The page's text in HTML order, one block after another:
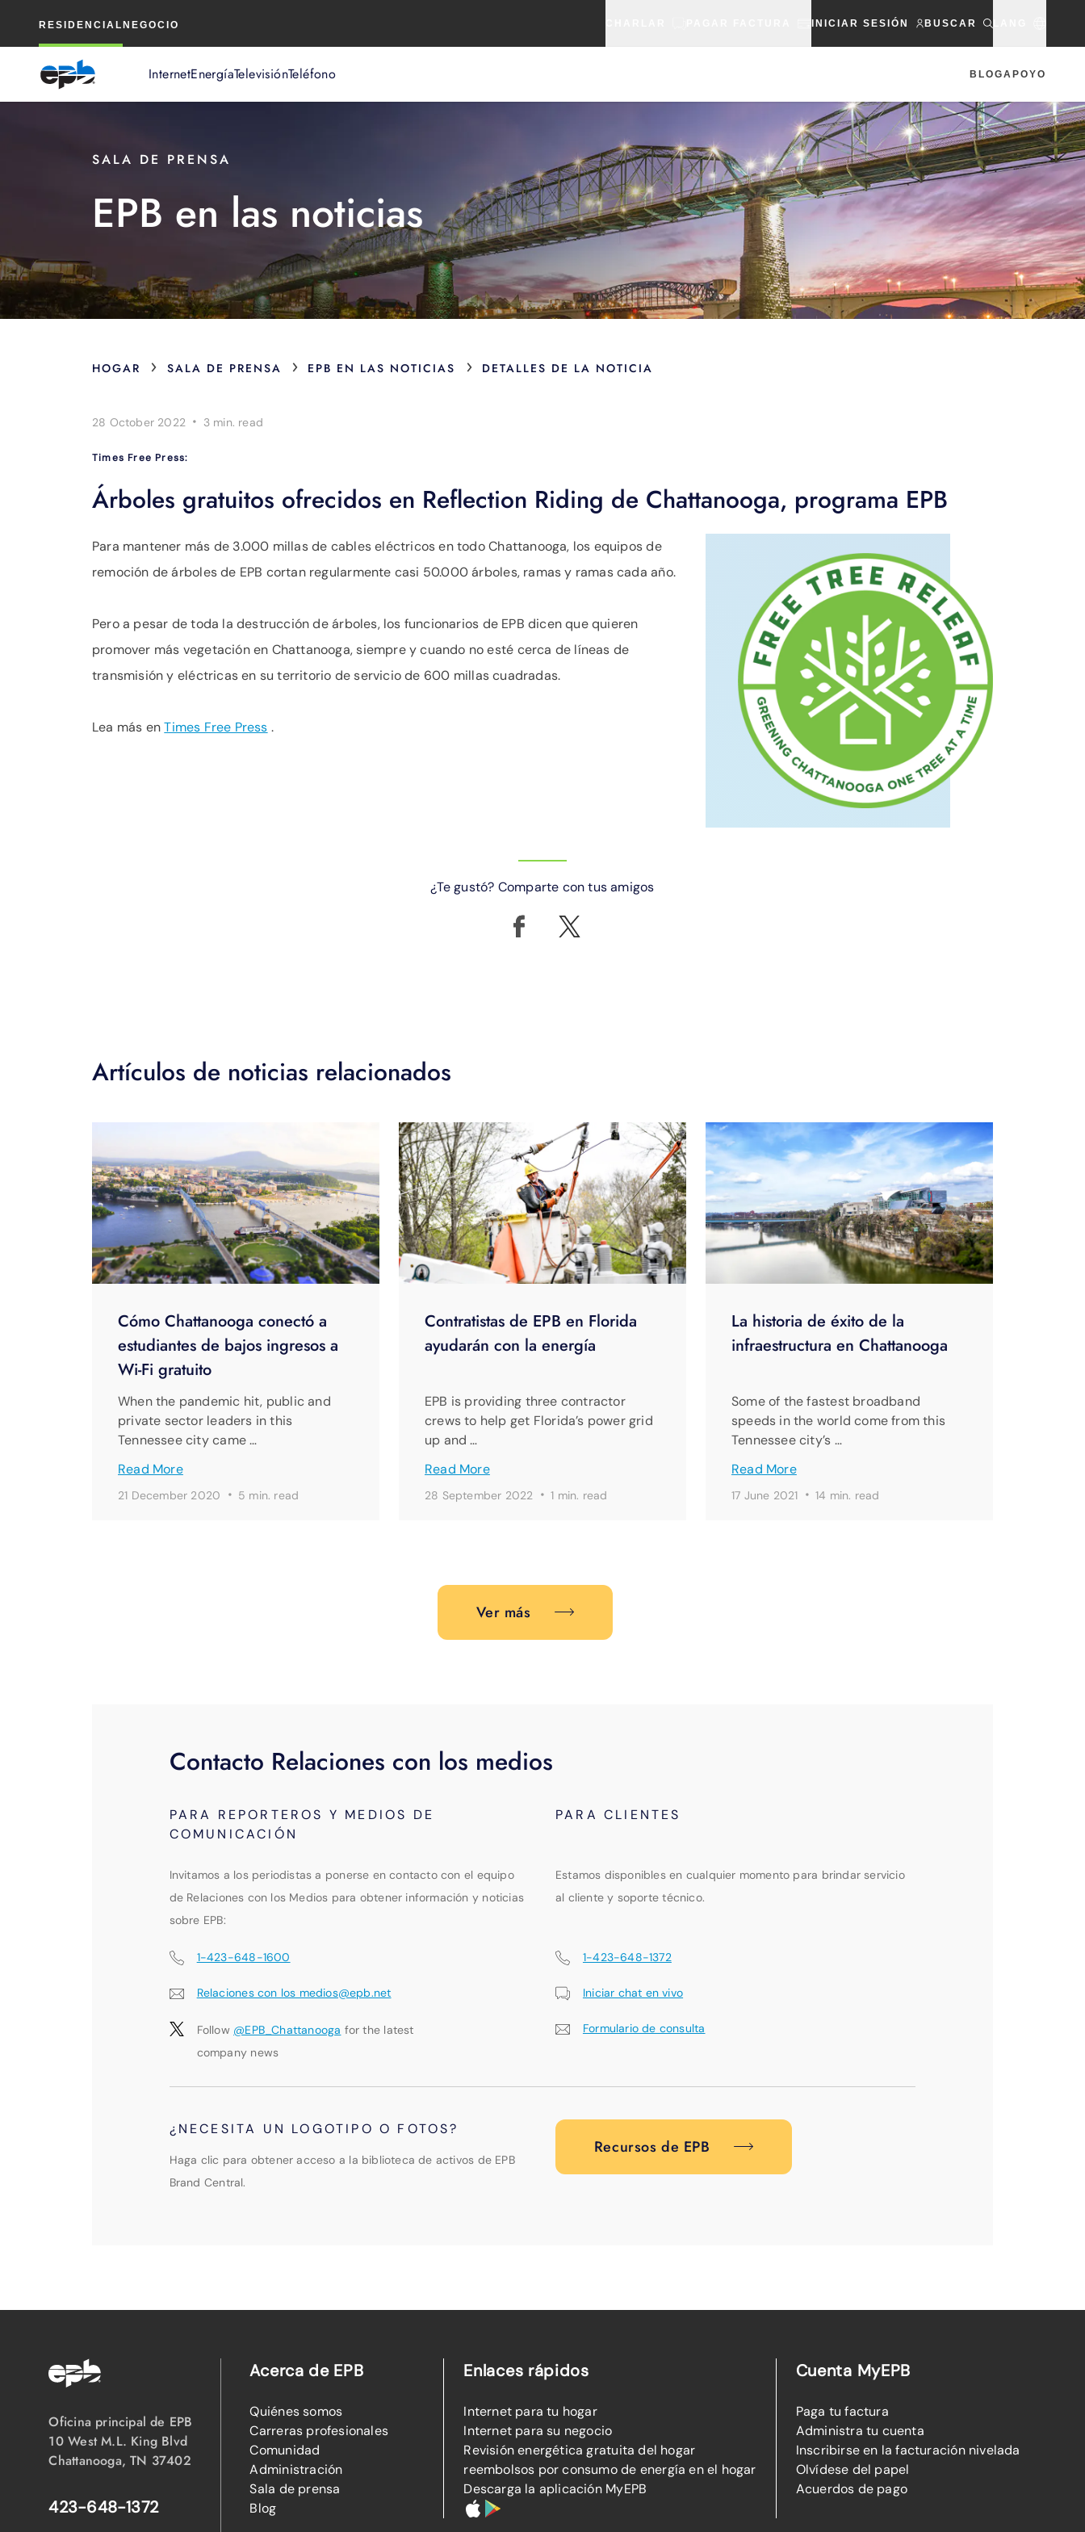
RESIDENCIAL NEGOCIO INICIAR SESIÓN BUSCAR
InternetEnergíaTelevisiónTeléfono BLOGAPOYO
principal
SALA DE PRENSA
EPB en las noticias
HOGAR › SALA DE PRENSA › EPB EN LAS NOTICIAS › DETALLES DE LA NOTICIA
28 October 2022 · 3 min. read
Times Free Press:
Árboles gratuitos ofrecidos en Reflection Riding de Chattanooga, programa EPB
Para mantener más de 3.000 millas de cables eléctricos en todo Chattanooga, los equipos de
remoción de árboles de EPB cortan regularmente casi 50.000 árboles, ramas y ramas cada año.
Pero a pesar de toda la destrucción de árboles, los funcionarios de EPB dicen que quieren
promover más vegetación en Chattanooga, siempre y cuando no esté cerca de líneas de
transmisión y eléctricas en su territorio de servicio de 600 millas cuadradas.
Lea más enTimes Free Press .
¿Te gustó? Comparte con tus amigos
Artículos de noticias relacionados
Cómo Chattanooga conectó a
estudiantes de bajos ingresos a
Wi-Fi gratuito
Contratistas de EPB en Florida
ayudarán con la energía
La historia de éxito de la
infraestructura en Chattanooga
When the pandemic hit, public and
private sector leaders in this
Tennessee city came …
EPB is providing three contractor
crews to help get Florida’s power grid
up and …
Some of the fastest broadband
speeds in the world come from this
Tennessee city’s …
Read More
Read More Read More
21 December 2020 · 5 min. read 28 September 2022 ·1 min. read 17 June 2021 ·14 min. read
Ver más
Contacto Relaciones con los medios
PARA REPORTEROS Y MEDIOS DE
COMUNICACIÓN
PARA CLIENTES
Invitamos a los periodistas a ponerse en contacto con el equipo
de Relaciones con los Medios para obtener información y noticias
sobre EPB:
Estamos disponibles en cualquier momento para brindar servicio
al cliente y soporte técnico.
1-423-648-1600
Relaciones con los medios@epb.net
Follow @EPB_Chattanooga for the latest
company news
1-423-648-1372
Iniciar chat en vivo
Formulario de consulta
¿NECESITA UN LOGOTIPO O FOTOS?
Haga clic para obtener acceso a la biblioteca de activos de EPB
Brand Central.
Recursos de EPB
Oficina principal de EPB
10 West M.L. King Blvd
Chattanooga, TN 37402
423-648-1372
Acerca de EPB
Quiénes somos
Carreras profesionales
Comunidad
Administración
Sala de prensa
Blog
Enlaces rápidos
Internet para tu hogar
Internet para su negocio
Revisión energética gratuita del hogar
reembolsos por consumo de energía en el hogar
Descarga la aplicación MyEPB
Cuenta MyEPB
Paga tu factura
Administra tu cuenta
Inscribirse en la facturación nivelada
Olvídese del papel
Acuerdos de pago